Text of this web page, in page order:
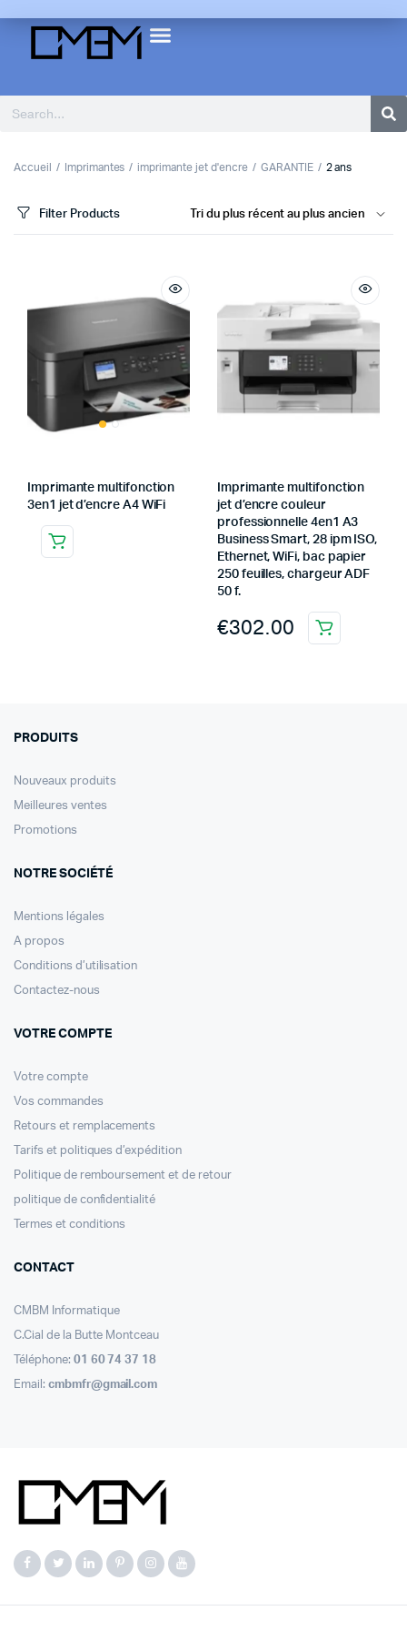
Accueil Imprimantes imprimante jet d'encre GARANTIE 2 ans
Filter Products
Imprimante multifonction
3en1 jet d’encre A4 WiFi
Imprimante multifonction
jet d’encre couleur
professionnelle 4en1 A3
Business Smart, 28 ipm ISO,
Ethernet, WiFi, bac papier
250 feuilles, chargeur ADF
50 f.
€302.00
PRODUITS
Nouveaux produits
Meilleures ventes
Promotions
NOTRE SOCIÉTÉ
Mentions légales
A propos
Conditions d’utilisation
Contactez-nous
VOTRE COMPTE
Votre compte
Vos commandes
Retours et remplacements
Tarifs et politiques d’expédition
Politique de remboursement et de retour
politique de confidentialité
Termes et conditions
CONTACT
CMBM Informatique
C.Cial de la Butte Montceau
Téléphone: 01 60 74 37 18
Email: cmbmfr@gmail.com